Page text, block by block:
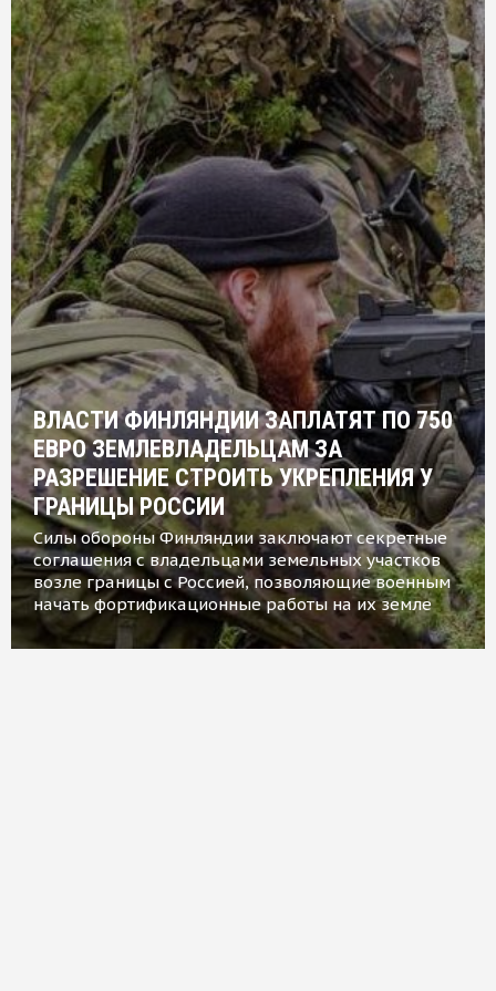
ВЛАСТИ ФИНЛЯНДИИ ЗАПЛАТЯТ ПО 750
ЕВРО ЗЕМЛЕВЛАДЕЛЬЦАМ ЗА
РАЗРЕШЕНИЕ СТРОИТЬ УКРЕПЛЕНИЯ У
ГРАНИЦЫ РОССИИ
Силы обороны Финляндии заключают секретные
соглашения с владельцами земельных участков
возле границы с Россией, позволяющие военным
начать фортификационные работы на их земле